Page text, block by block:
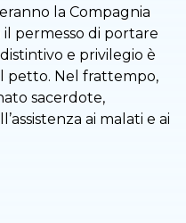
la Compagnia
permesso di portare
e privilegio è
petto. Nel frattempo,
sacerdote,
ai malati e ai